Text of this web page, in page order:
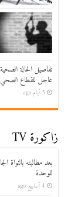
تفاصيل الحالة
عاجل للقطاع الصحي
5 أيام ago
زاكورة TV
بعد مطالبته
للوحدة
4 أسابيع ago